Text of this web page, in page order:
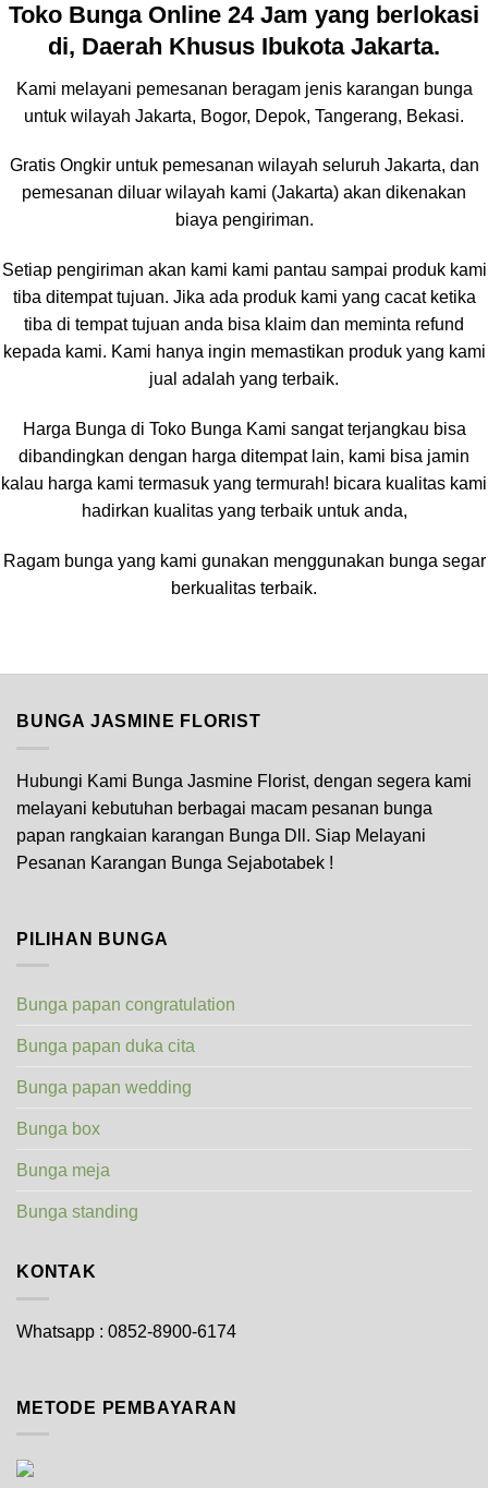
Toko Bunga Online 24 Jam yang berlokasi
di, Daerah Khusus Ibukota Jakarta.
Kami melayani pemesanan beragam jenis karangan bunga
untuk wilayah Jakarta, Bogor, Depok, Tangerang, Bekasi.
Gratis Ongkir untuk pemesanan wilayah seluruh Jakarta, dan
pemesanan diluar wilayah kami (Jakarta) akan dikenakan
biaya pengiriman.
Setiap pengiriman akan kami kami pantau sampai produk kami
tiba ditempat tujuan. Jika ada produk kami yang cacat ketika
tiba di tempat tujuan anda bisa klaim dan meminta refund
kepada kami. Kami hanya ingin memastikan produk yang kami
jual adalah yang terbaik.
Harga Bunga di Toko Bunga Kami sangat terjangkau bisa
dibandingkan dengan harga ditempat lain, kami bisa jamin
kalau harga kami termasuk yang termurah! bicara kualitas kami
hadirkan kualitas yang terbaik untuk anda,
Ragam bunga yang kami gunakan menggunakan bunga segar
berkualitas terbaik.
BUNGA JASMINE FLORIST
Hubungi Kami Bunga Jasmine Florist, dengan segera kami
melayani kebutuhan berbagai macam pesanan bunga
papan rangkaian karangan Bunga Dll. Siap Melayani
Pesanan Karangan Bunga Sejabotabek !
PILIHAN BUNGA
Bunga papan congratulation
Bunga papan duka cita
Bunga papan wedding
Bunga box
Bunga meja
Bunga standing
KONTAK
Whatsapp : 0852-8900-6174
METODE PEMBAYARAN